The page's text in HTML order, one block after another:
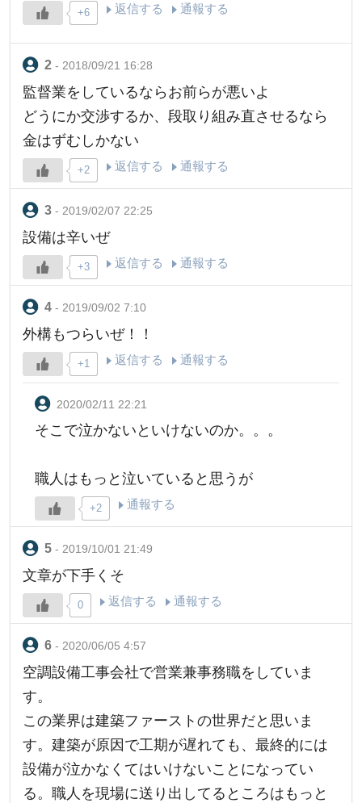
+6 返信する 通報する
- 2018/09/21 16:28
監督業をしているならお前らが悪いよ
どうにか交渉するか、段取り組み直させるなら
金はずむしかない
+2 返信する 通報する
- 2019/02/07 22:25
設備は辛いぜ
+3 返信する 通報する
- 2019/09/02 7:10
外構もつらいぜ！！
+1 返信する 通報する
2020/02/11 22:21
そこで泣かないといけないのか。。。
職人はもっと泣いていると思うが
+2 通報する
- 2019/10/01 21:49
文章が下手くそ
0 返信する 通報する
- 2020/06/05 4:57
空調設備工事会社で営業兼事務職をしていま
す。
この業界は建築ファーストの世界だと思いま
す。建築が原因で工期が遅れても、最終的には
設備が泣かなくてはいけないことになってい
る。職人を現場に送り出してるところはもっと